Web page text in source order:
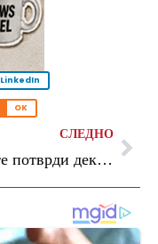
LinkedIn
OK
СЛЕДНО
Конате потврди дека го напушта Ливерпул